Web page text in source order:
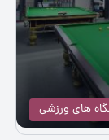
های ورزشی